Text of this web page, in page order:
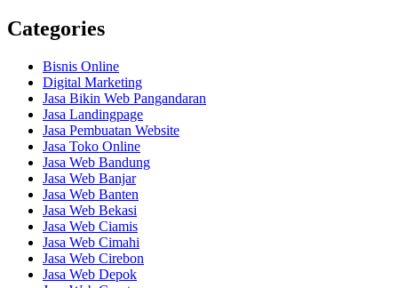
Categories
Bisnis Online
Digital Marketing
Jasa Bikin Web Pangandaran
Jasa Landingpage
Jasa Pembuatan Website
Jasa Toko Online
Jasa Web Bandung
Jasa Web Banjar
Jasa Web Banten
Jasa Web Bekasi
Jasa Web Ciamis
Jasa Web Cimahi
Jasa Web Cirebon
Jasa Web Depok